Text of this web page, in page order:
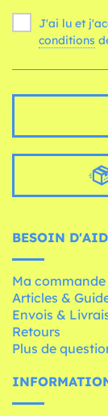
J'ai lu et
conditions
BESOIN
Ma commande
Articles &
Envois &
Retours
Plus de